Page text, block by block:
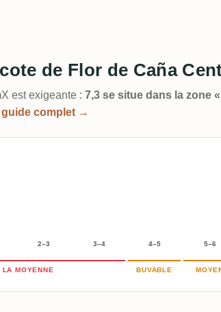
de Flor de Caña
est exigeante : 7,3 se situe dans la zone
guide complet →
2–3 3–4 4–5 5–6
LA MOYENNE BUVABLE